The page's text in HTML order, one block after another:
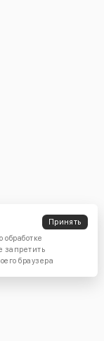
Принять
запретить
браузера